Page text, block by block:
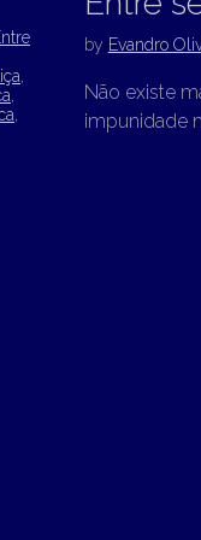
by Evandro
Não existe
impunidade